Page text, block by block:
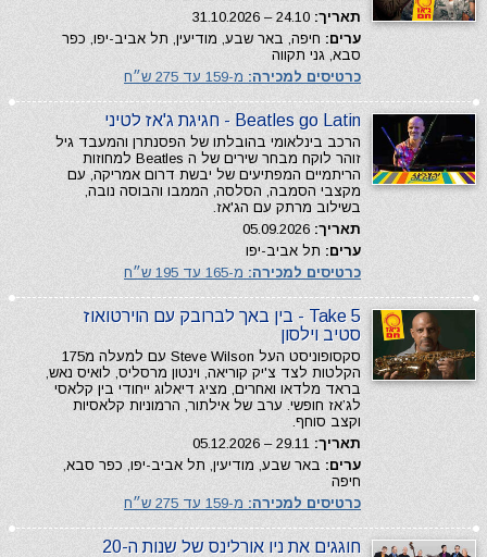
תאריך:
ערים: חיפה, באר שבע, מודיעין, תל אביב-יפו, כפר
סבא, גני תקווה
כרטיסים למכירה: מ-159 עד 275 ש״ח
Beatles go Latin - חגיגת ג'אז לטיני
הרכב בינלאומי בהובלתו של הפסנתרן והמעבד גיל
זוהר לוקח מבחר שירים של ה Beatles למחוזות
הריתמיים המפתיעים של יבשת דרום אמריקה, עם
מקצבי הסמבה, הסלסה, הממבו והבוסה נובה,
בשילוב מרתק עם הג'אז.
תאריך:
ערים: תל אביב-יפו
כרטיסים למכירה: מ-165 עד 195 ש״ח
Take 5 - בין באך לברובק עם הוירטואוז
סטיב וילסון
סקסופוניסט העל Steve Wilson עם למעלה מ175
הקלטות לצד צ'יק קוריאה, וינטון מרסליס, לואיס נאש,
בראד מלדאו ואחרים, מציג דיאלוג ייחודי בין קלאסי
לג’אז חופשי. ערב של אילתור, הרמוניות קלאסיות
וקצב סוחף.
תאריך:
ערים: באר שבע, מודיעין, תל אביב-יפו, כפר סבא,
חיפה
כרטיסים למכירה: מ-159 עד 275 ש״ח
חוגגים את ניו אורלינס של שנות ה-20